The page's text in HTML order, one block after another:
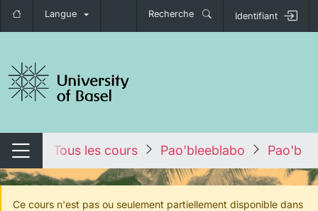
Langue Recherche Identifiant
de navigation
Changer de navigation
tales Tous les cours Pao'bleeblabo
Ce cours n'est pas ou seulement partiellement disponible dans